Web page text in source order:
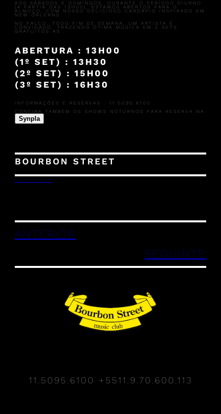
AOS SÁBADOS E DOMINGOS, DURANTE O PERÍODO DIURNO
(A PARTIR DAS 13H00), ESTAMOS ABERTOS PARA O
ALMOÇO, COM NOSSO DELICIOSO CARDÁPIO INSPIRADO EM
NEW ORLEANS.
NO PALCO, TODO FIM DE SEMANA, UM ARTISTA É
CONVIDADO, TRAZENDO ÓTIMA MÚSICA EM 3 SETS
GRATUITOS AS :
ABERTURA : 13H00
(1º SET) : 13H30
(2º SET) : 15H00
(3º SET) : 16H30
INFORMAÇÕES E RESERVAS : 11.5095.6100
CONFIRA TAMBÉM OS SHOWS NOTURNOS PARA RESERVA NA
Synpla
BOURBON STREET
26/06/2024
ANTERIOR
SEGUINTE
11.5095.6100 +5511.9.70.600.113